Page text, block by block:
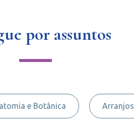
por assuntos
e Botânica Arranjos